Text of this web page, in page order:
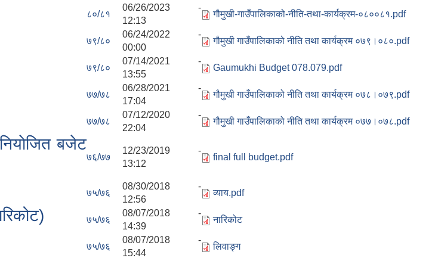
८०/८१
06/26/2023 -
12:13
गौमुखी-गाउँपालिकाको-नीति-तथा-कार्यक्रम-०८००८१.pdf
७९/८०
06/24/2022 -
00:00
गौमुखी गाउँपालिकाको नीति तथा कार्यक्रम ०७९।०८०.pdf
७९/८०
07/14/2021 -
13:55
Gaumukhi Budget 078.079.pdf
७७/७८
06/28/2021 -
17:04
गौमुखी गाउँपालिकाको नीति तथा कार्यक्रम ०७८।०७९.pdf
७७/७८
07/12/2020 -
22:04
गौमुखी गाउँपालिकाको नीति तथा कार्यक्रम ०७७।०७८.pdf
बजेट
७६/७७
12/23/2019 -
13:12
final full budget.pdf
७५/७६
08/30/2018 -
12:56
व्याय.pdf
७५/७६
08/07/2018 -
14:39
नारिकोट
७५/७६
08/07/2018 -
15:44
लिवाङ्ग